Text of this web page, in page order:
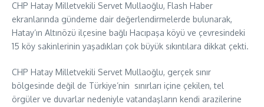
CHP Hatay Milletvekili Servet Mullaoğlu, Flash Haber
ekranlarında gündeme dair değerlendirmelerde bulunarak,
Hatay’ın Altınözü ilçesine bağlı Hacıpaşa köyü ve çevresindeki
15 köy sakinlerinin yaşadıkları çok büyük sıkıntılara dikkat çekti.
CHP Hatay Milletvekili Servet Mullaoğlu, gerçek sınır
bölgesinde değil de Türkiye’nin sınırları içine çekilen, tel
örgüler ve duvarlar nedeniyle vatandaşların kendi arazilerine